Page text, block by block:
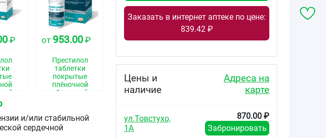
₽ от 953.00 ₽
Престилол
таблетки
покрытые
плёночной
оболочкой
и/или стабильной
сердечной
Заказать в интернет аптеке по цене:
839.42 ₽
Цены и
наличие
Адреса на
карте
ул.Товстухо,
1А
870.00 ₽
Забронировать